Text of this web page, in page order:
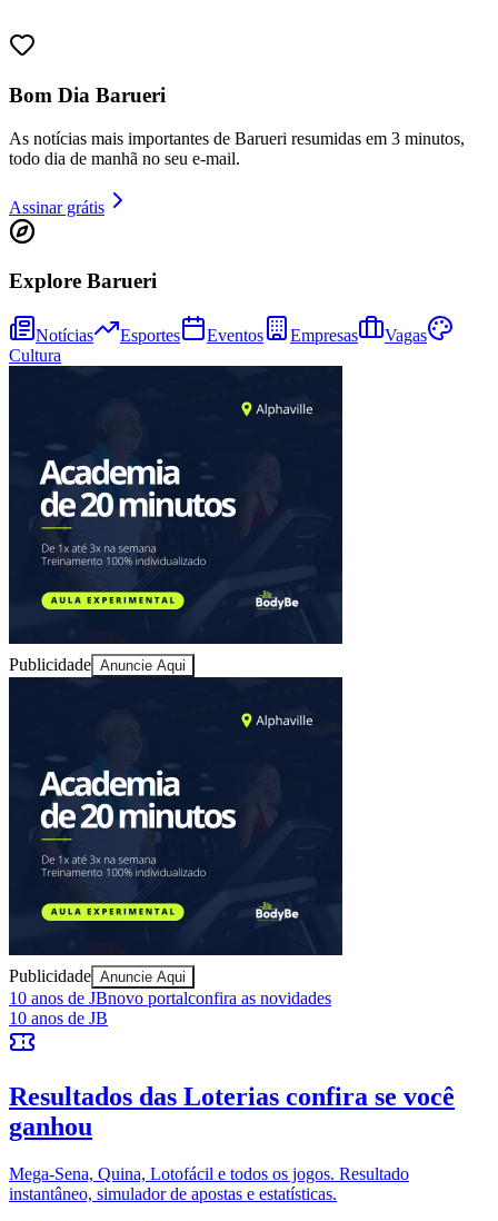
Juventude
Bom Dia Barueri
As notícias mais importantes de Barueri resumidas em 3 minutos,
todo dia de manhã no seu e-mail.
Assinar grátis
Explore Barueri
Notícias Esportes Eventos Empresas
Vagas
Cultura
Publicidade Anuncie Aqui
Publicidade Anuncie Aqui